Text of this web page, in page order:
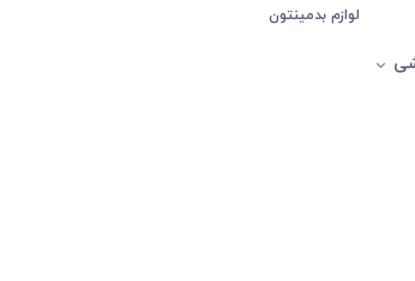
لوازم بدمینتون